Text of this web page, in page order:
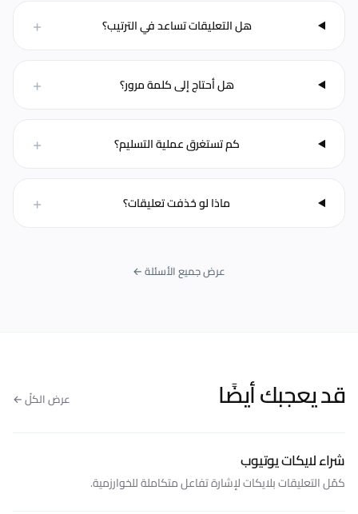
هل التعليقات تساعد في الترتيب؟ +
هل أحتاج إلى كلمة مرور؟ +
كم تستغرق عملية التسليم؟ +
ماذا لو حُذفت تعليقات؟ +
عرض جميع الأسئلة ←
قد يعجبك أيضًا عرض الكلّ ←
شراء لايكات يوتيوب
كمّل التعليقات بلايكات لإشارة تفاعل متكاملة للخوارزمية.